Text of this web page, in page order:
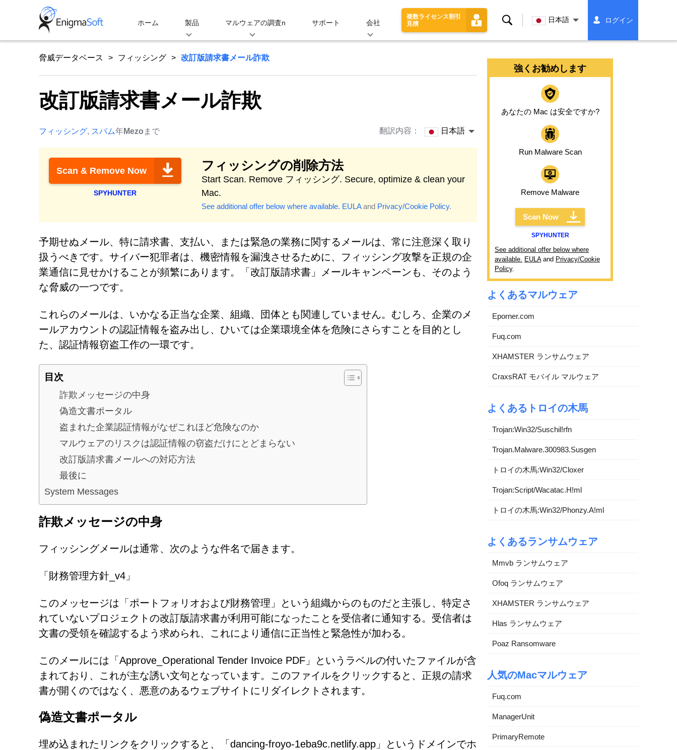
ホーム 製品 マルウェアの調査n サポート 会社
複数ライセンス割引
見積
検
日本語 ログイン
脅威データベース フィッシング 改訂版請求書メール詐欺
改訂版請求書メール詐欺
フィッシング, スパム年Mezo まで 翻訳内容： 日本語
Scan & Remove Now
SPYHUNTER
フィッシングの削除方法
Start Scan. Remove フィッシング. Secure, optimize & clean your
Mac.
See additional offer below where available. EULAand Privacy/Cookie Policy.
予期せぬメール、特に請求書、支払い、または緊急の業務に関するメールは、常に注意深く取り
扱うべきです。サイバー犯罪者は、機密情報を漏洩させるために、フィッシング攻撃を正規の企
業通信に見せかけることが頻繁にあります。「改訂版請求書」メールキャンペーンも、そのよう
な脅威の一つです。
これらのメールは、いかなる正当な企業、組織、団体とも関連していません。むしろ、企業のメ
ールアカウントの認証情報を盗み出し、ひいては企業環境全体を危険にさらすことを目的とし
た、認証情報窃盗工作の一環です。
目次
詐欺メッセージの中身
偽造文書ポータル
盗まれた企業認証情報がなぜこれほど危険なのか
マルウェアのリスクは認証情報の窃盗だけにとどまらない
改訂版請求書メールへの対応方法
最後に
System Messages
詐欺メッセージの中身
フィッシングメールは通常、次のような件名で届きます。
「財務管理方針_v4」
このメッセージは「ポートフォリオおよび財務管理」という組織からのものだと主張し、特定さ
れていないプロジェクトの改訂版請求書が利用可能になったことを受信者に通知する。受信者は
文書の受領を確認するよう求められ、これにより通信に正当性と緊急性が加わる。
このメールには「Approve_Operational Tender Invoice PDF」というラベルの付いたファイルが含
まれており、これが主な誘い文句となっています。このファイルをクリックすると、正規の請求
書が開くのではなく、悪意のあるウェブサイトにリダイレクトされます。
偽造文書ポータル
埋め込まれたリンクをクリックすると、「dancing-froyo-1eba9c.netlify.app」というドメインでホ
強くお勧めします
あなたの Mac は安全ですか?
Run Malware Scan
Remove Malware
Scan Now
SPYHUNTER
See additional offer below where
available. EULAand Privacy/Cookie
Policy.
よくあるマルウェア
Eporner.com
Fuq.com
XHAMSTER ランサムウェア
CraxsRAT モバイル マルウェア
よくあるトロイの木馬
Trojan:Win32/Suschil!rfn
Trojan.Malware.300983.Susgen
トロイの木馬:Win32/Cloxer
Trojan:Script/Wacatac.H!ml
トロイの木馬:Win32/Phonzy.A!ml
よくあるランサムウェア
Mmvb ランサムウェア
Ofoq ランサムウェア
XHAMSTER ランサムウェア
Hlas ランサムウェア
Poaz Ransomware
人気のMacマルウェア
Fuq.com
ManagerUnit
PrimaryRemote